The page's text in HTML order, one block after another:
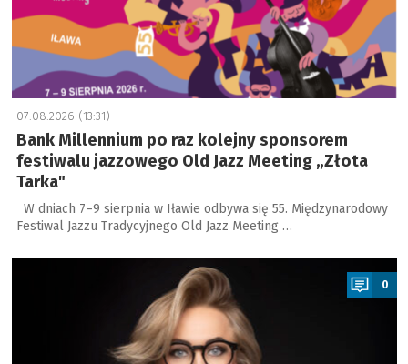
07.08.2026 (13:31)
Bank Millennium po raz kolejny sponsorem
festiwalu jazzowego Old Jazz Meeting „Złota
Tarka"
W dniach 7–9 sierpnia w Iławie odbywa się 55. Międzynarodowy
Festiwal Jazzu Tradycyjnego Old Jazz Meeting …
a
0